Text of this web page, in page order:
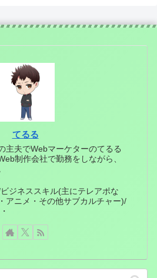
てるる
主夫でWebマーケターのてるる
制作会社で勤務をしながら、
ジネススキル(主にテレアポな
アニメ・その他サブカルチャー)/